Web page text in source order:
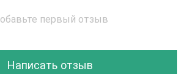
первый отзыв
Написать отзыв